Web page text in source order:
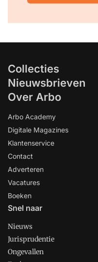
Collecties
Nieuwsbrieven
Over Arbo
Arbo Academy
Digitale Magazines
Klantenservice
Contact
Adverteren
Vacatures
Boeken
Snel naar
Nieuws
Jurisprudentie
Ongevallen